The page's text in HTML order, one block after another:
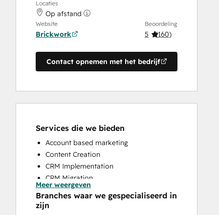
Locaties
Op afstand
Website
Brickwork
Beoordeling
5 (160)
Contact opnemen met het bedrijf
Services die we bieden
Account based marketing
Content Creation
CRM Implementation
CRM Migration
Custom API Integrations
Customer Marketing
Meer weergeven
Branches waar we gespecialiseerd in
zijn